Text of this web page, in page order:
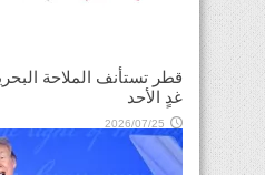
قطر تستأنف الملاحة
غدٍ الأحد
2026/07/25